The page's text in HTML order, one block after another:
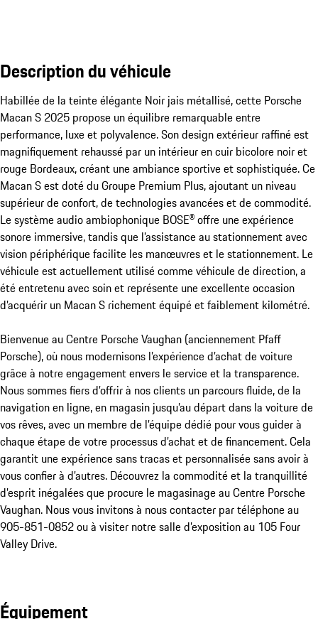
Description du véhicule
Habillée de la teinte élégante Noir jais métallisé, cette Porsche
Macan S 2025 propose un équilibre remarquable entre
performance, luxe et polyvalence. Son design extérieur raffiné est
magnifiquement rehaussé par un intérieur en cuir bicolore noir et
rouge Bordeaux, créant une ambiance sportive et sophistiquée. Ce
Macan S est doté du Groupe Premium Plus, ajoutant un niveau
supérieur de confort, de technologies avancées et de commodité.
Le système audio ambiophonique BOSE® offre une expérience
sonore immersive, tandis que l’assistance au stationnement avec
vision périphérique facilite les manœuvres et le stationnement. Le
véhicule est actuellement utilisé comme véhicule de direction, a
été entretenu avec soin et représente une excellente occasion
d’acquérir un Macan S richement équipé et faiblement kilométré.
Bienvenue au Centre Porsche Vaughan (anciennement Pfaff
Porsche), où nous modernisons l’expérience d’achat de voiture
grâce à notre engagement envers le service et la transparence.
Nous sommes fiers d’offrir à nos clients un parcours fluide, de la
navigation en ligne, en magasin jusqu’au départ dans la voiture de
vos rêves, avec un membre de l’équipe dédié pour vous guider à
chaque étape de votre processus d’achat et de financement. Cela
garantit une expérience sans tracas et personnalisée sans avoir à
vous confier à d’autres. Découvrez la commodité et la tranquillité
d’esprit inégalées que procure le magasinage au Centre Porsche
Vaughan. Nous vous invitons à nous contacter par téléphone au
905-851-0852 ou à visiter notre salle d’exposition au 105 Four
Valley Drive.
Équipement